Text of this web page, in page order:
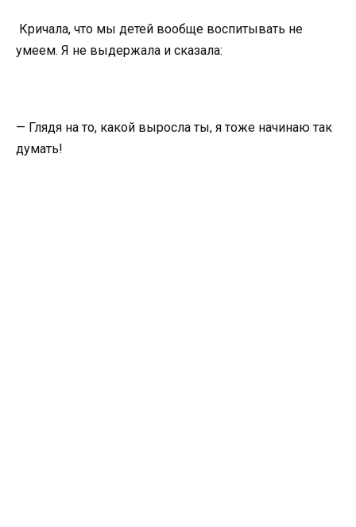
Кричала, что мы детей вообще воспитывать не
умеем. Я не выдержала и сказала:
— Глядя на то, какой выросла ты, я тоже начинаю так
думать!